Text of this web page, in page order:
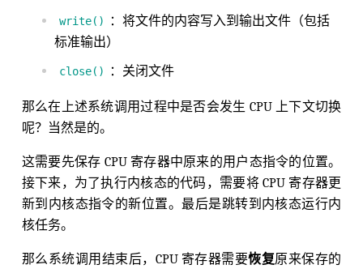
write()
：将文件的内容写入到输出文件（包括
标准输出）
close() ：关闭文件
那么在上述系统调用过程中是否会发生 CPU 上下文切换
呢？当然是的。
这需要先保存 CPU 寄存器中原来的用户态指令的位置。
接下来，为了执行内核态的代码，需要将 CPU 寄存器更
新到内核态指令的新位置。最后是跳转到内核态运行内
核任务。
那么系统调用结束后，CPU 寄存器需要恢复原来保存的